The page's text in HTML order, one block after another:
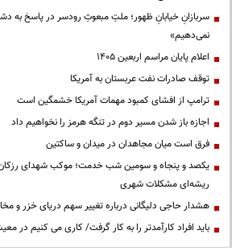
سربازانِ خیابانِ ظهور؛ ملتِ مبعوثِ رودسر در پاسخ به
نمی‌دهیم»
اعلام پایان مراسم اربعین ۱۴۰۵
توقف صادرات نفت عربستان به آمریکا
ترامپ از افشای کمبود مهمات آمریکا خشمگین است
اجازه باز شدن مسیر دوم در تنگه هرمز را نخواهیم داد
فرق است میان مجاهدان در میدان و ساکتین
یکصد و پنجاه و سومین شب خدمت؛ موکب شهدای
ریشه‌ای مشکلات شهری
هشدار حاجی دلیگانی درباره تغییر سهم دریای خزر و
باید افراد کارآمدتر را به کار گرفت/ کاری می کنیم در